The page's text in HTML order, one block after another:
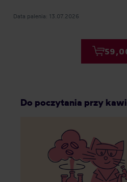
Data palenia: 13.07.2026
Do poczytania przy